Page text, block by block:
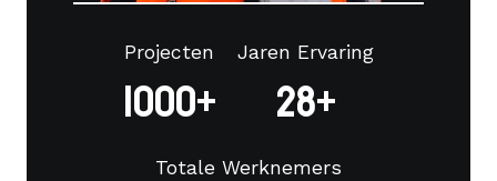
Projecten
1000+
Jaren Ervaring
28+
Totale Werknemers